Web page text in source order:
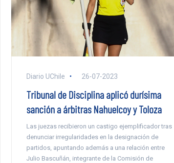
Diario UChile 26-07-2023
Tribunal de Disciplina aplicó durísima
sanción a árbitras Nahuelcoy y Toloza
Las juezas recibieron un castigo ejemplificador tras
denunciar irregularidades en la designación de
partidos, apuntando además a una relación entre
Julio Bascuñán, integrante de la Comisión de